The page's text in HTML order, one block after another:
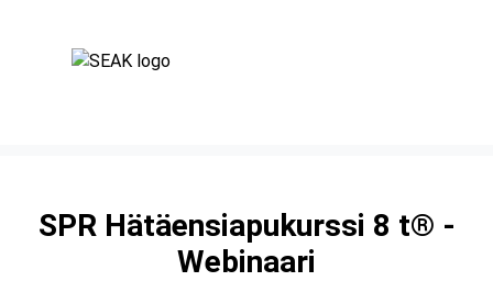
SPR Hätäensiapukurssi 8 t® -
Webinaari